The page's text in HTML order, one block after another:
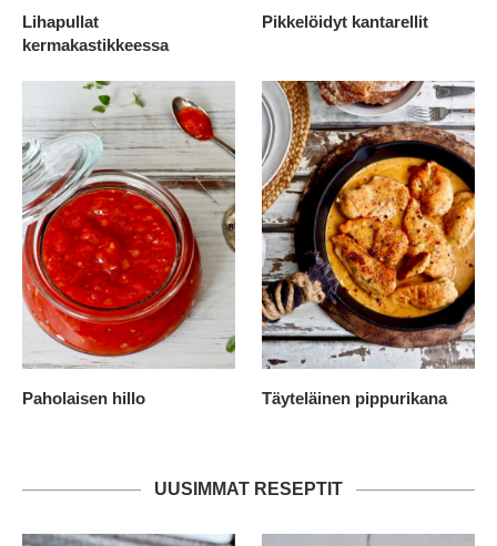
Lihapullat
kermakastikkeessa
Pikkelöidyt kantarellit
Paholaisen hillo Täyteläinen pippurikana
UUSIMMAT RESEPTIT